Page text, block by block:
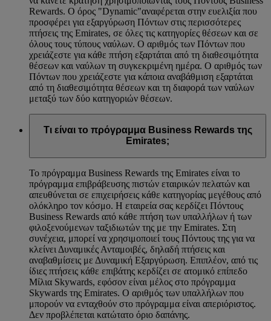
Rewards. Ο όρος "Dynamic"αναφέρεται στην ευελιξία που
προσφέρει για εξαργύρωση Πόντων στις περισσότερες
πτήσεις της Emirates, σε όλες τις κατηγορίες θέσεων και σε
όλους τους τύπους ναύλων. Ο αριθμός των Πόντων που
χρειάζεστε για κάθε πτήση εξαρτάται από τη διαθεσιμότητα
θέσεων και ναύλων τη συγκεκριμένη ημέρα. Ο αριθμός των
Πόντων που χρειάζεστε για κάποια αναβάθμιση εξαρτάται
από τη διαθεσιμότητα θέσεων και τη διαφορά των ναύλων
μεταξύ των δύο κατηγοριών θέσεων.
Τι είναι το πρόγραμμα Business Rewards της
Emirates;
Το πρόγραμμα Business Rewards της Emirates είναι το
πρόγραμμα επιβράβευσης πιστών εταιρικών πελατών και
απευθύνεται σε επιχειρήσεις κάθε κατηγορίας μεγέθους από
ολόκληρο τον κόσμο. Η εταιρεία σας κερδίζει Πόντους
Business Rewards από κάθε πτήση των υπαλλήλων ή των
φιλοξενούμενων ταξιδιωτών της με την Emirates. Στη
συνέχεια, μπορεί να χρησιμοποιεί τους Πόντους της για να
κλείνει Δυναμικές Ανταμοιβές, δηλαδή πτήσεις και
αναβαθμίσεις με Δυναμική Εξαργύρωση. Επιπλέον, από τις
ίδιες πτήσεις κάθε επιβάτης κερδίζει σε ατομικό επίπεδο
Μίλια Skywards, εφόσον είναι μέλος στο πρόγραμμα
Skywards της Emirates. Ο αριθμός των υπαλλήλων που
μπορούν να ενταχθούν στο πρόγραμμα είναι απεριόριστος.
Δεν προβλέπεται κατώτατο όριο δαπάνης.